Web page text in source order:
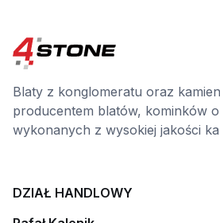
Blaty z konglomeratu oraz
producentem blatów, kominków
wykonanych z wysokiej jakości
DZIAŁ HANDLOWY